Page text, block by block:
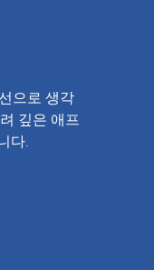
으로 생각
깊은 애프
다.